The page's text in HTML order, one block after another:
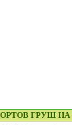
ГРУШ НА